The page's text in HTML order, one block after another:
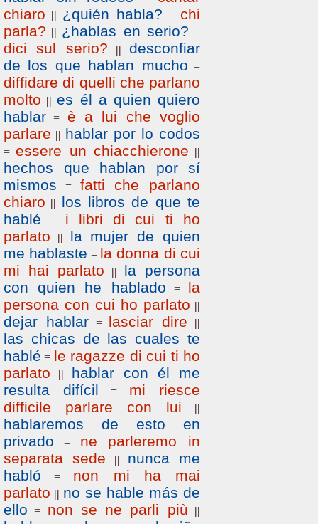
chiaro || ¿quién habla? = chi
parla? || ¿hablas en serio? =
dici sul serio? ||
desconfiar
de los que hablan mucho =
diffidare di quelli che parlano
molto || es él a quien quiero
hablar = è a lui che voglio
parlare || hablar por lo codos
= essere un chiacchierone ||
hechos que hablan por sí
mismos = fatti che parlano
chiaro || los libros de que te
hablé = i libri di cui ti ho
parlato
||
la mujer de quien
me hablaste = la donna di cui
mi hai parlato
||
la persona
con quien he hablado = la
persona con cui ho parlato ||
dejar hablar= lasciar dire ||
las chicas de las cuales te
hablé = le ragazze di cui ti ho
parlato
||
hablar con él me
resulta difícil = mi riesce
difficile parlare con lui
||
hablaremos de esto en
privado = ne parleremo in
separata sede
||
nunca me
habló = non mi ha mai
parlato || no se hable más de
ello = non se ne parli più ||